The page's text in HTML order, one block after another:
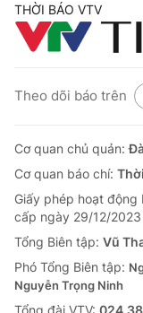
THỜI BÁO VTV
Theo dõi báo trên
Cơ quan chủ quản:
Cơ quan báo chí:
Giấy phép hoạt động
cấp ngày 29/12/2023
Tổng Biên tập: Vũ
Phó Tổng Biên tập:
Nguyễn Trọng Ninh
Tổng đài VTV: